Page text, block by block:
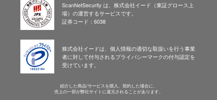
ScanNetSecurity は、株式会社イード（東証グロース上
場）の運営するサービスです。
証券コード：6038
株式会社イードは、個人情報の適切な取扱いを行う事業
者に対して付与されるプライバシーマークの付与認定を
受けています。
紹介した商品/サービスを購入、契約した場合に、
売上の一部が弊社サイトに還元されることがあります。